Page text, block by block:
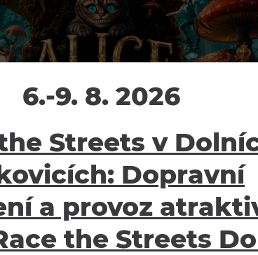
6.-9. 8. 2026
Streets v
Dopravní
a provoz
the Streets